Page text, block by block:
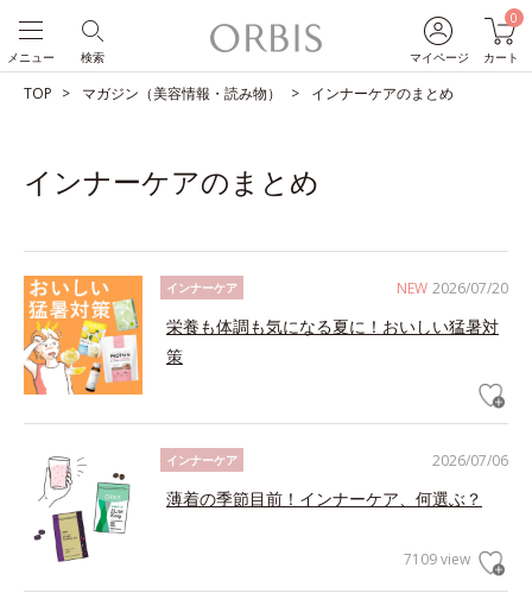
マイページ
0
カート
検索
メニュー
TOP マガジン（美容情報・読み物） インナーケアのまとめ
インナーケアのまとめ
NEW 2026/07/20
インナーケア
栄養も体調も気になる夏に！おいしい猛暑対
策
2026/07/06
インナーケア
薄着の季節目前！インナーケア、何選ぶ？
7109 view